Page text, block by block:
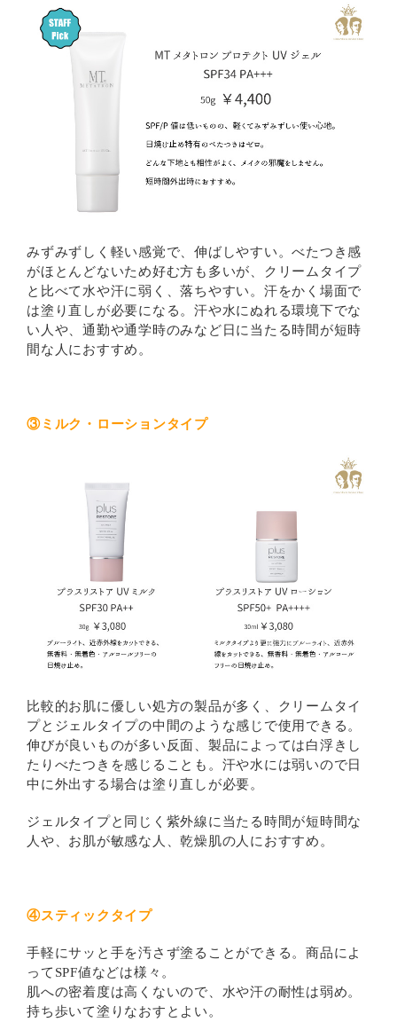
みずみずしく軽い感覚で、伸ばしやすい。べたつき感
がほとんどないため好む方も多いが、クリームタイプ
と比べて水や汗に弱く、落ちやすい。汗をかく場面で
は塗り直しが必要になる。汗や水にぬれる環境下でな
い人や、通勤や通学時のみなど日に当たる時間が短時
間な人におすすめ。
③ミルク・ローションタイプ
比較的お肌に優しい処方の製品が多く、クリームタイ
プとジェルタイプの中間のような感じで使用できる。
伸びが良いものが多い反面、製品によっては白浮きし
たりべたつきを感じることも。汗や水には弱いので日
中に外出する場合は塗り直しが必要。
ジェルタイプと同じく紫外線に当たる時間が短時間な
人や、お肌が敏感な人、乾燥肌の人におすすめ。
④スティックタイプ
手軽にサッと手を汚さず塗ることができる。商品によ
ってSPF値などは様々。
肌への密着度は高くないので、水や汗の耐性は弱め。
持ち歩いて塗りなおすとよい。